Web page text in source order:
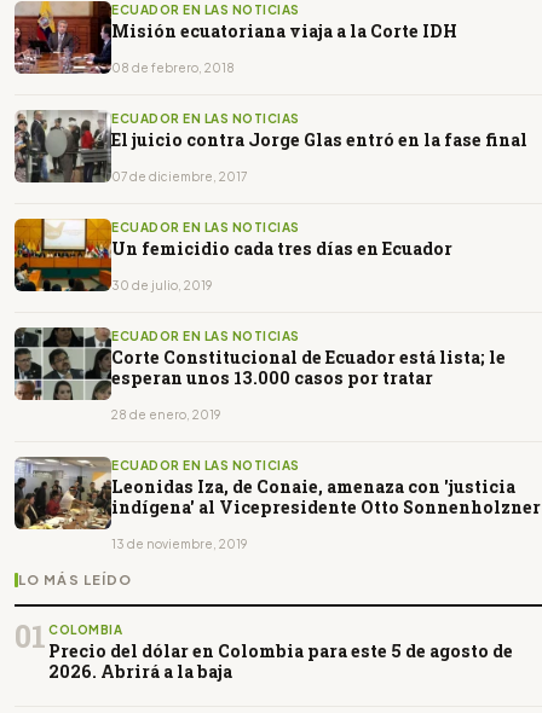
ECUADOR EN LAS NOTICIAS
Misión ecuatoriana viaja a la Corte IDH
08 de febrero, 2018
ECUADOR EN LAS NOTICIAS
El juicio contra Jorge Glas entró en la fase final
07 de diciembre, 2017
ECUADOR EN LAS NOTICIAS
Un femicidio cada tres días en Ecuador
30 de julio, 2019
ECUADOR EN LAS NOTICIAS
Corte Constitucional de Ecuador está lista; le
esperan unos 13.000 casos por tratar
28 de enero, 2019
ECUADOR EN LAS NOTICIAS
Leonidas Iza, de Conaie, amenaza con 'justicia
indígena' al Vicepresidente Otto Sonnenholzner
13 de noviembre, 2019
LO MÁS LEÍDO
01 COLOMBIA
Precio del dólar en Colombia para este 5 de agosto de
2026. Abrirá a la baja